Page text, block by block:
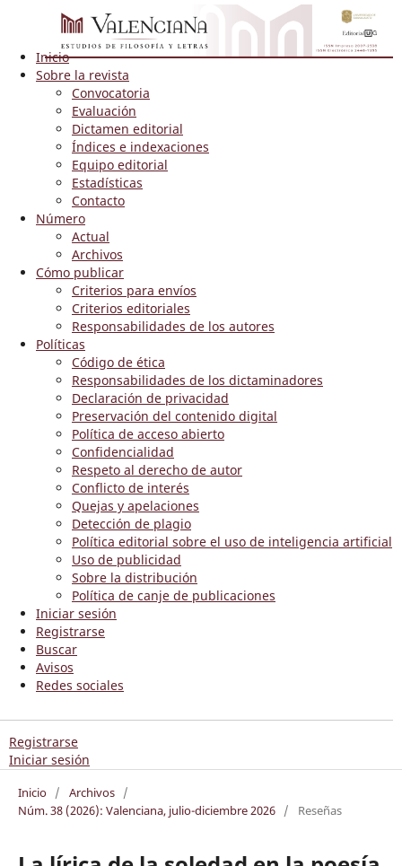
Inicio
Sobre la revista
Convocatoria
Evaluación
Dictamen editorial
Índices e indexaciones
Equipo editorial
Estadísticas
Contacto
Número
Actual
Archivos
Cómo publicar
Criterios para envíos
Criterios editoriales
Responsabilidades de los autores
Políticas
Código de ética
Responsabilidades de los dictaminadores
Declaración de privacidad
Preservación del contenido digital
Política de acceso abierto
Confidencialidad
Respeto al derecho de autor
Conflicto de interés
Quejas y apelaciones
Detección de plagio
Política editorial sobre el uso de inteligencia artificial
Uso de publicidad
Sobre la distribución
Política de canje de publicaciones
Iniciar sesión
Registrarse
Buscar
Avisos
Redes sociales
Registrarse
Iniciar sesión
Inicio / Archivos /
Núm. 38 (2026): Valenciana, julio-diciembre 2026 / Reseñas